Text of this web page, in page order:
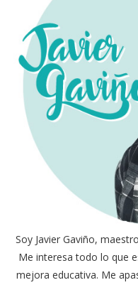
Soy Javier Gaviño,
Me interesa todo lo que
mejora educativa. Me